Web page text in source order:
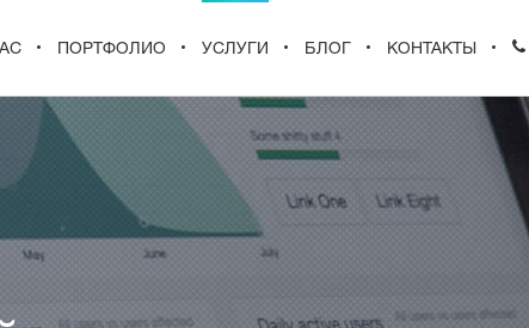
ПОРТФОЛИО УСЛУГИ БЛОГ КОНТАКТЫ